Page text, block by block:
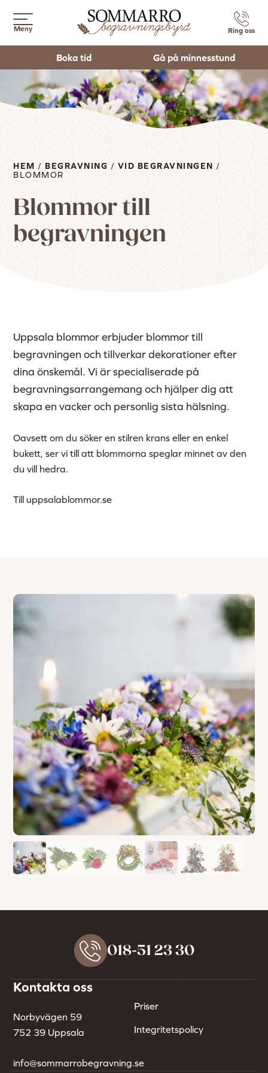
Meny Ring oss
Boka tid Gå på minnesstund
HEM / BEGRAVNING / VID BEGRAVNINGEN /
BLOMMOR
Blommor till
begravningen
Uppsala blommor erbjuder blommor till
begravningen och tillverkar dekorationer efter
dina önskemål. Vi är specialiserade på
begravningsarrangemang och hjälper dig att
skapa en vacker och personlig sista hälsning.
Oavsett om du söker en stilren krans eller en enkel
bukett, ser vi till att blommorna speglar minnet av den
du vill hedra.
Till uppsalablommor.se
018-51 23 30
Kontakta oss
Norbyvägen 59
752 39 Uppsala
info@sommarrobegravning.se
Priser
Integritetspolicy